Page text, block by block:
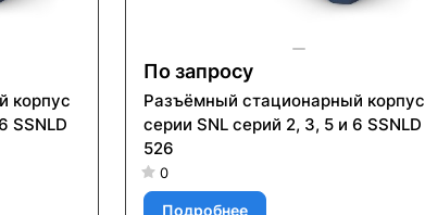
корпус
SSNLD
По запросу
Разъёмный стационарный корпус
серии SNL серий 2, 3, 5 и 6 SSNLD
526
0
Подробнее